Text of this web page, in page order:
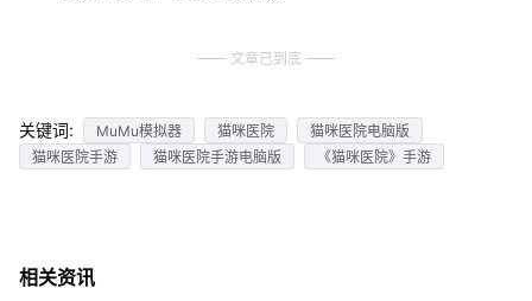
文章已到底
关键词: MuMu模拟器 猫咪医院
猫咪医院电脑版
猫咪医院手游
猫咪医院手游电脑版 《猫咪医院》手游
相关资讯